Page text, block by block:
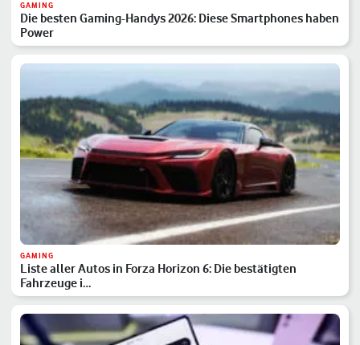
GAMING
Die besten Gaming-Handys 2026: Diese Smartphones haben
Power
GAMING
Liste aller Autos in Forza Horizon 6: Die bestätigten
Fahrzeuge i…